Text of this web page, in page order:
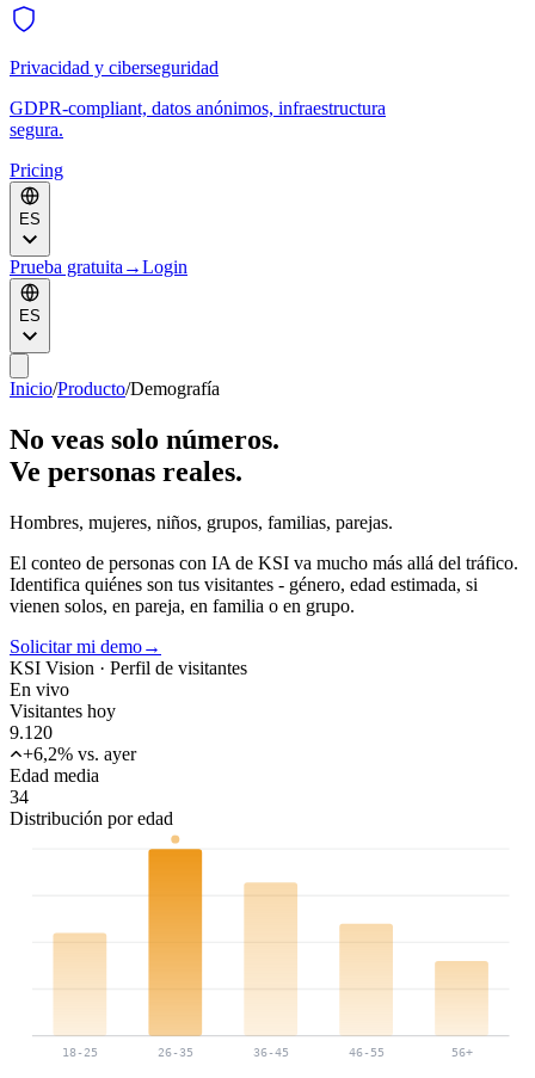
Privacidad y ciberseguridad
GDPR-compliant, datos anónimos, infraestructura
segura.
Pricing
ES
Prueba gratuita →Login
ES
Inicio/Producto/Demografía
No veas solo números.
Ve personas reales.
Hombres, mujeres, niños, grupos, familias, parejas.
El conteo de personas con IA de KSI va mucho más allá del tráfico.
Identifica quiénes son tus visitantes - género, edad estimada, si
vienen solos, en pareja, en familia o en grupo.
Solicitar mi demo→
KSI Vision · Perfil de visitantes
En vivo
Visitantes hoy
9.120
+6,2% vs. ayer
Edad media
34
Distribución por edad
18-25 26-35 36-45 46-55 56+